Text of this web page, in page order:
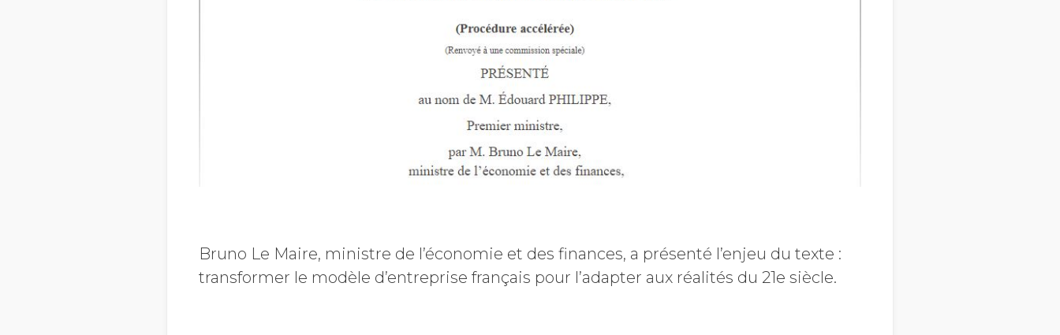
Bruno Le Maire, ministre de l’économie et des finances, a présenté l’enjeu du texte :
transformer le modèle d’entreprise français pour l’adapter aux réalités du 21e siècle.